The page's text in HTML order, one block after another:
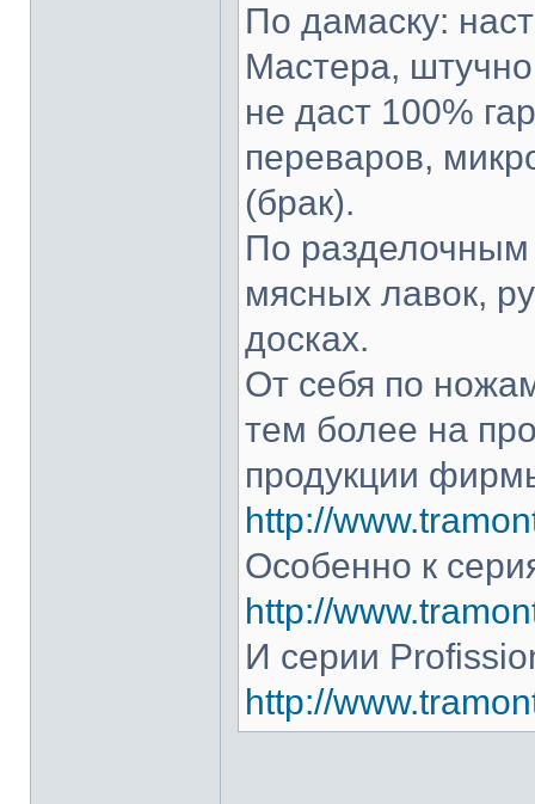
По дамаску:
Мастера,
не даст 100%
переваров,
(брак).
По разделочным
мясных лавок,
досках.
От себя по
тем более на
продукции
http://
Особенно к
http://
И серии
http://